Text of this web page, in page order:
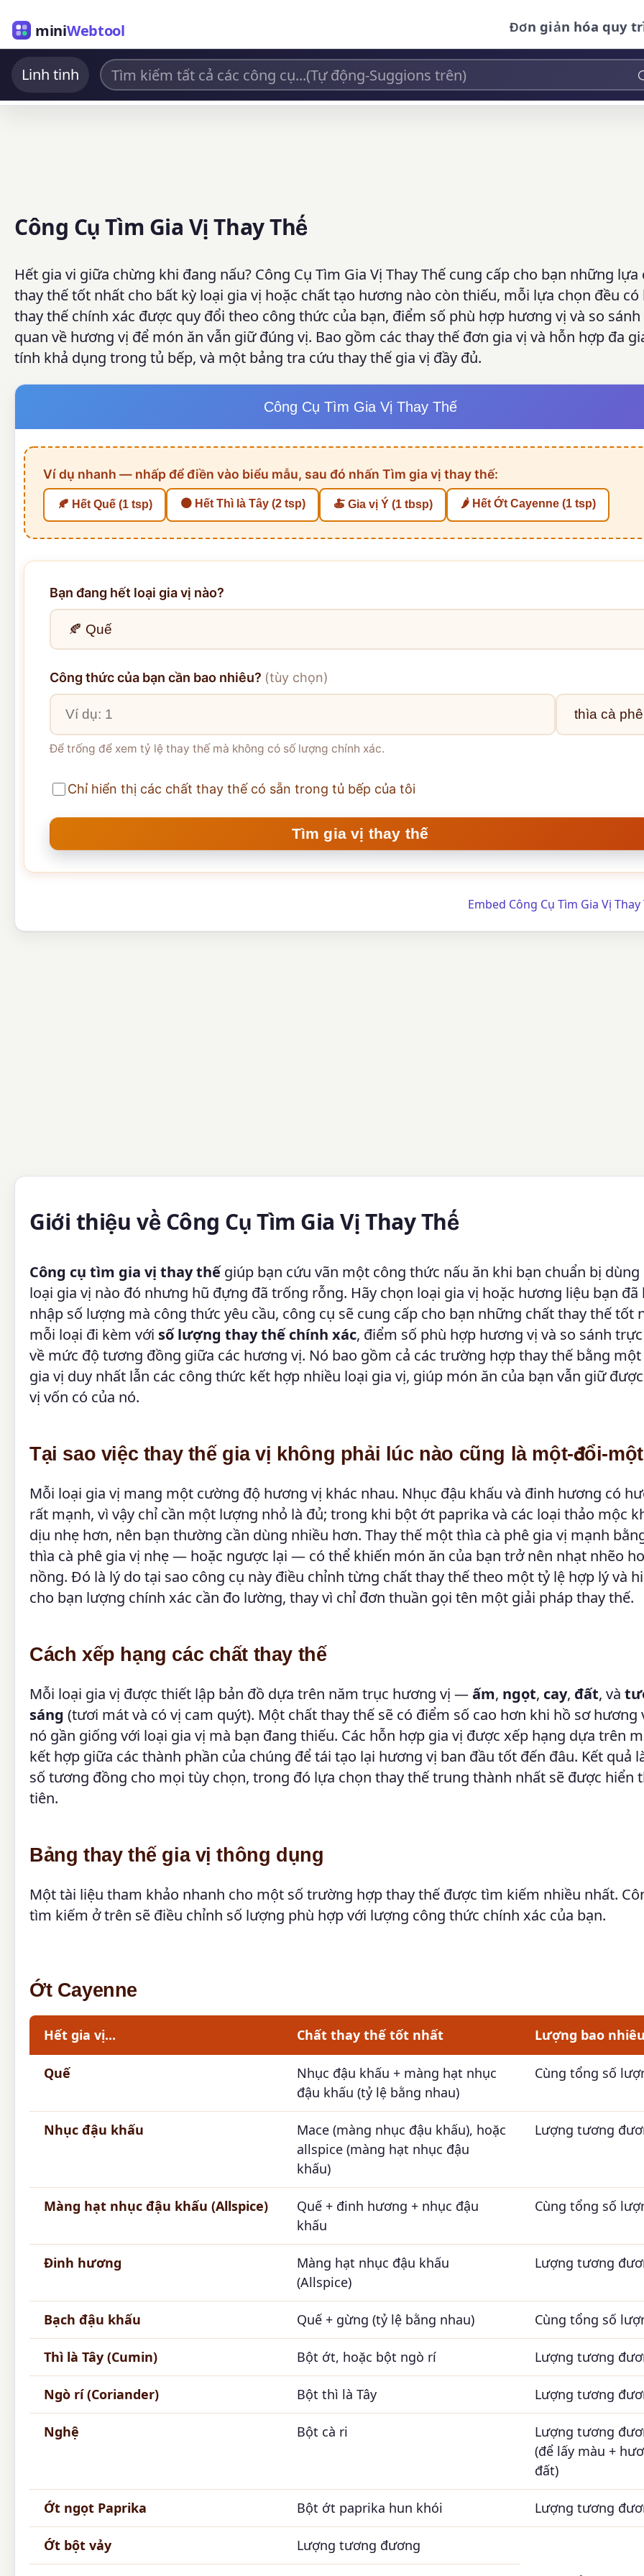
miniWebtool Đơn giản hóa quy
Linh tinh
Công Cụ Tìm Gia Vị Thay Thế
Hết gia vi giữa chừng khi đang nấu? Công Cụ Tìm Gia Vị Thay Thế cung cấp cho bạn những lựa
thay thế tốt nhất cho bất kỳ loại gia vị hoặc chất tạo hương nào còn thiếu, mỗi lựa chọn đều
thay thế chính xác được quy đổi theo công thức của bạn, điểm số phù hợp hương vị và so
quan về hương vị để món ăn vẫn giữ đúng vị. Bao gồm các thay thế đơn gia vị và hỗn hợp đa
tính khả dụng trong tủ bếp, và một bảng tra cứu thay thế gia vị đầy đủ.
Công Cụ Tìm Gia Vị Thay Thế
Ví dụ nhanh — nhấp để điền vào biểu mẫu, sau đó nhấn Tìm gia vị thay thế:
🍂 Hết Quế (1 tsp) 🟤 Hết Thì là Tây (2 tsp) 🍝 Gia vị Ý (1 tbsp) 🌶️ Hết Ớt Cayenne (1 tsp)
Bạn đang hết loại gia vị nào?
Công thức của bạn cần bao nhiêu? (tùy chọn)
Để trống để xem tỷ lệ thay thế mà không có số lượng chính xác.
Chỉ hiển thị các chất thay thế có sẵn trong tủ bếp của tôi
Embed Công Cụ Tìm Gia Vị
Giới thiệu về Công Cụ Tìm Gia Vị Thay Thế
Công cụ tìm gia vị thay thếgiúp bạn cứu vãn một công thức nấu ăn khi bạn chuẩn bị
loại gia vị nào đó nhưng hũ đựng đã trống rỗng. Hãy chọn loại gia vị hoặc hương liệu bạn đã
nhập số lượng mà công thức yêu cầu, công cụ sẽ cung cấp cho bạn những chất thay thế tốt
mỗi loại đi kèm với số lượng thay thế chính xác, điểm số phù hợp hương vị và so sánh
về mức độ tương đồng giữa các hương vị. Nó bao gồm cả các trường hợp thay thế bằng
gia vị duy nhất lẫn các công thức kết hợp nhiều loại gia vị, giúp món ăn của bạn vẫn giữ
vị vốn có của nó.
Tại sao việc thay thế gia vị không phải lúc nào cũng là một-đổi-một
Mỗi loại gia vị mang một cường độ hương vị khác nhau. Nhục đậu khấu và đinh hương có
rất mạnh, vì vậy chỉ cần một lượng nhỏ là đủ; trong khi bột ớt paprika và các loại thảo mộc
dịu nhẹ hơn, nên bạn thường cần dùng nhiều hơn. Thay thế một thìa cà phê gia vị mạnh
thìa cà phê gia vị nhẹ — hoặc ngược lại — có thể khiến món ăn của bạn trở nên nhạt nhẽo
nồng. Đó là lý do tại sao công cụ này điều chỉnh từng chất thay thế theo một tỷ lệ hợp lý và
cho bạn lượng chính xác cần đo lường, thay vì chỉ đơn thuần gọi tên một giải pháp thay thế.
Cách xếp hạng các chất thay thế
Mỗi loại gia vị được thiết lập bản đồ dựa trên năm trục hương vị —ấm, ngọt, cay, đất, và
sáng (tươi mát và có vị cam quýt). Một chất thay thế sẽ có điểm số cao hơn khi hồ sơ hương
nó gần giống với loại gia vị mà bạn đang thiếu. Các hỗn hợp gia vị được xếp hạng dựa trên
kết hợp giữa các thành phần của chúng để tái tạo lại hương vị ban đầu tốt đến đâu. Kết quả
số tương đồng cho mọi tùy chọn, trong đó lựa chọn thay thế trung thành nhất sẽ được hiển
tiên.
Bảng thay thế gia vị thông dụng
Một tài liệu tham khảo nhanh cho một số trường hợp thay thế được tìm kiếm nhiều nhất.
tìm kiếm ở trên sẽ điều chỉnh số lượng phù hợp với lượng công thức chính xác của bạn.
Ớt Cayenne
Hết gia vị... Chất thay thế tốt nhất Lượng bao
Quế
Nhục đậu khấu + màng hạt nhục
đậu khấu (tỷ lệ bằng nhau)
Cùng tổng số
Nhục đậu khấu
Mace (màng nhục đậu khấu), hoặc
allspice (màng hạt nhục đậu
khấu)
Lượng tương
Màng hạt nhục đậu khấu (Allspice)
Quế + đinh hương + nhục đậu
khấu
Cùng tổng số
Đinh hương
Màng hạt nhục đậu khấu
(Allspice)
Lượng tương
Bạch đậu khấu Quế + gừng (tỷ lệ bằng nhau) Cùng tổng số
Thì là Tây (Cumin) Bột ớt, hoặc bột ngò rí Lượng tương
Ngò rí (Coriander) Bột thì là Tây Lượng tương
Nghệ Bột cà ri
Lượng tương
(để lấy màu +
đất)
Ớt ngọt Paprika Bột ớt paprika hun khói Lượng tương
Ớt bột vảy Lượng tương đương